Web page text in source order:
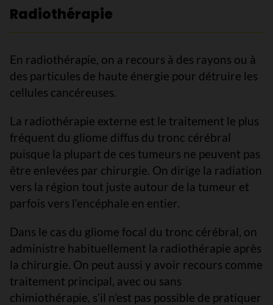
Radiothérapie
En radiothérapie, on a recours à des rayons ou à
des particules de haute énergie pour détruire les
cellules cancéreuses.
La radiothérapie externe est le traitement le plus
fréquent du gliome diffus du tronc cérébral
puisque la plupart de ces tumeurs ne peuvent pas
être enlevées par chirurgie. On dirige la radiation
vers la région tout juste autour de la tumeur et
parfois vers l’encéphale en entier.
Dans le cas du gliome focal du tronc cérébral, on
administre habituellement la radiothérapie après
la chirurgie. On peut aussi y avoir recours comme
traitement principal, avec ou sans
chimiothérapie, s’il n’est pas possible de pratiquer